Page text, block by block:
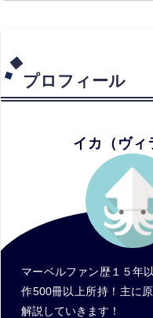
プロフィール
イカ（ヴィ
マーベルファン歴１５年
作500冊以上所持！主に
解説していきます！